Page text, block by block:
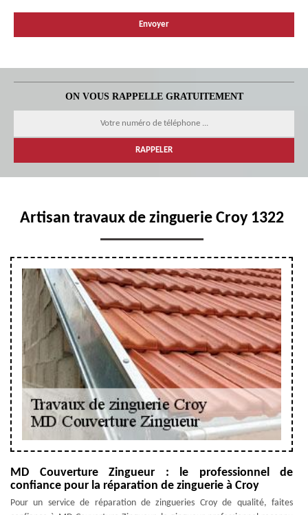
ON VOUS RAPPELLE GRATUITEMENT
Artisan travaux de zinguerie Croy 1322
MD Couverture Zingueur : le professionnel de
confiance pour la réparation de zinguerie à Croy
Pour un service de réparation de zingueries Croy de qualité, faites